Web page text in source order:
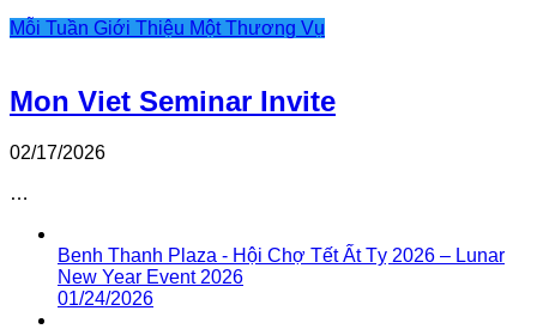
Mỗi Tuần Giới Thiệu Một Thương Vụ
Mon Viet Seminar Invite
02/17/2026
…
Benh Thanh Plaza - Hội Chợ Tết Ất Tỵ 2026 – Lunar
New Year Event 2026
01/24/2026